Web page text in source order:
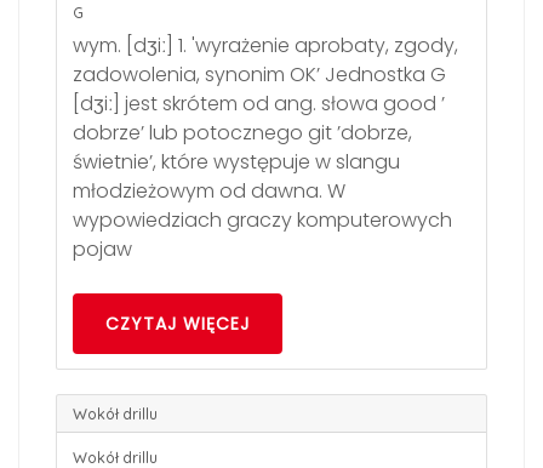
G
wym. [dʒiː] 1. 'wyrażenie aprobaty, zgody,
zadowolenia, synonim OK’ Jednostka G
[dʒiː] jest skrótem od ang. słowa good ’
dobrze’ lub potocznego git ’dobrze,
świetnie’, które występuje w slangu
młodzieżowym od dawna. W
wypowiedziach graczy komputerowych
pojaw
CZYTAJ WIĘCEJ
Wokół drillu
Wokół drillu